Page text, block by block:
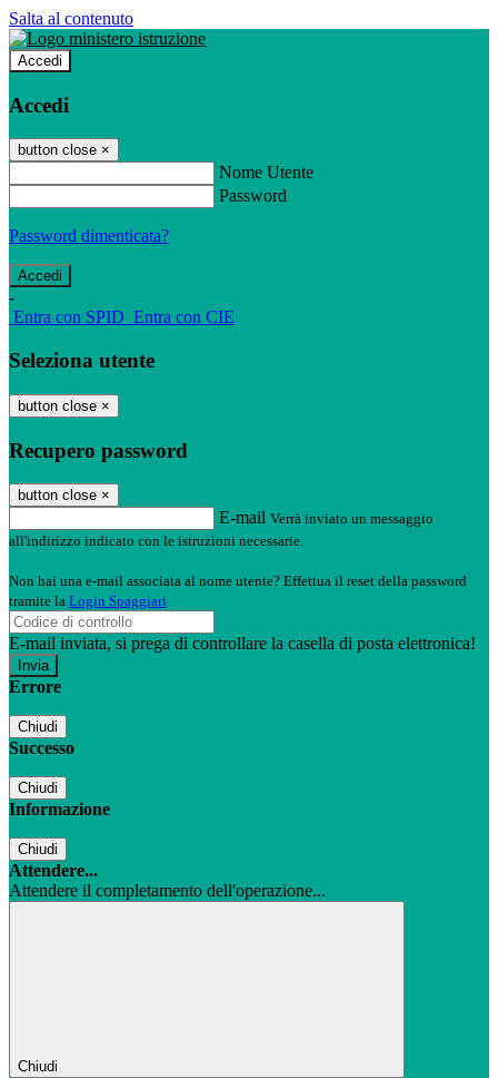
Salta al contenuto
Accedi
Accedi
button close ×
Nome Utente
Password
Password dimenticata?
-
Entra con SPID Entra con CIE
Seleziona utente
button close ×
Recupero password
button close ×
E-mail Verrà inviato un messaggio
all'indirizzo indicato con le istruzioni necessarie.
Non hai una e-mail associata al nome utente? Effettua il reset della password
tramite la Login Spaggiari
E-mail inviata, si prega di controllare la casella di posta elettronica!
Errore
Chiudi
Successo
Chiudi
Informazione
Chiudi
Attendere...
Attendere il completamento dell'operazione...
Chiudi